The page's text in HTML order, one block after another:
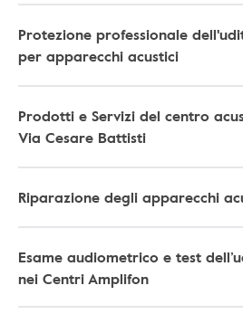
Protezione professionale
per apparecchi acustici
Prodotti e Servizi del centro
Via Cesare Battisti
Riparazione degli apparecchi
Esame audiometrico e test
nei Centri Amplifon